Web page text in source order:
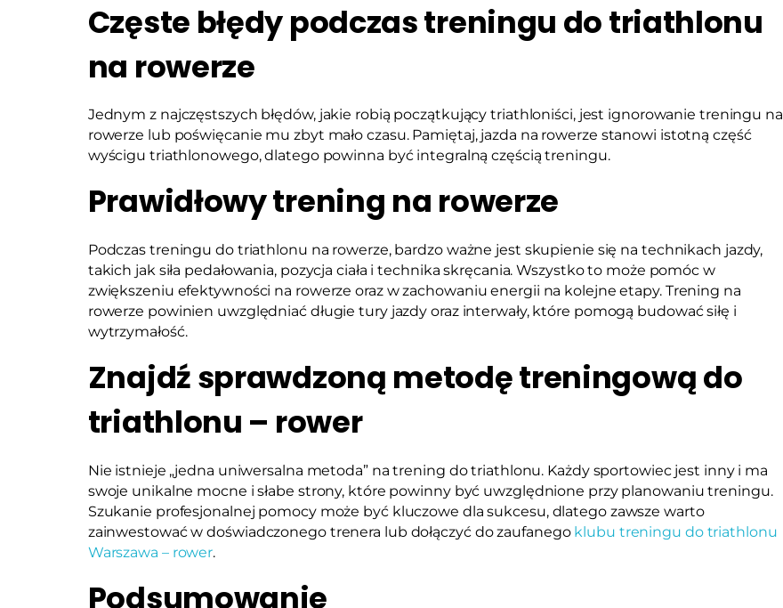
Częste błędy podczas treningu do triathlonu
na rowerze
Jednym z najczęstszych błędów, jakie robią początkujący triathloniści, jest ignorowanie treningu na
rowerze lub poświęcanie mu zbyt mało czasu. Pamiętaj, jazda na rowerze stanowi istotną część
wyścigu triathlonowego, dlatego powinna być integralną częścią treningu.
Prawidłowy trening na rowerze
Podczas treningu do triathlonu na rowerze, bardzo ważne jest skupienie się na technikach jazdy,
takich jak siła pedałowania, pozycja ciała i technika skręcania. Wszystko to może pomóc w
zwiększeniu efektywności na rowerze oraz w zachowaniu energii na kolejne etapy. Trening na
rowerze powinien uwzględniać długie tury jazdy oraz interwały, które pomogą budować siłę i
wytrzymałość.
Znajdź sprawdzoną metodę treningową do
triathlonu – rower
Nie istnieje „jedna uniwersalna metoda” na trening do triathlonu. Każdy sportowiec jest inny i ma
swoje unikalne mocne i słabe strony, które powinny być uwzględnione przy planowaniu treningu.
Szukanie profesjonalnej pomocy może być kluczowe dla sukcesu, dlatego zawsze warto
zainwestować w doświadczonego trenera lub dołączyć do zaufanego klubu treningu do triathlonu
Warszawa – rower.
Podsumowanie